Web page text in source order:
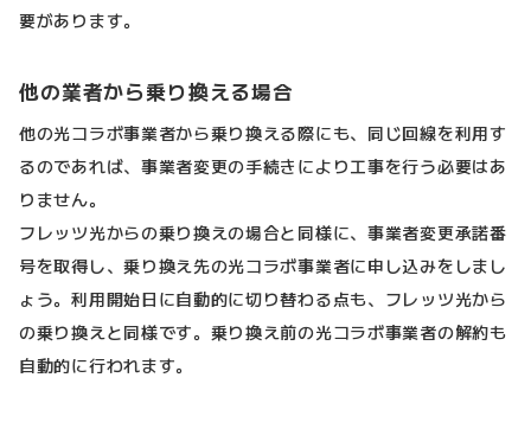
要があります。
他の業者から乗り換える場合
他の光コラボ事業者から乗り換える際にも、同じ回線を利用す
るのであれば、事業者変更の手続きにより工事を行う必要はあ
りません。
フレッツ光からの乗り換えの場合と同様に、事業者変更承諾番
号を取得し、乗り換え先の光コラボ事業者に申し込みをしまし
ょう。利用開始日に自動的に切り替わる点も、フレッツ光から
の乗り換えと同様です。乗り換え前の光コラボ事業者の解約も
自動的に行われます。